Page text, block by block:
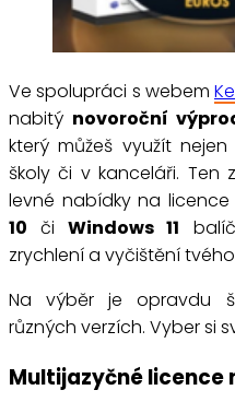
Ve spolupráci s webem
nabitý novoroční
který můžeš využít
školy či v kanceláři. Ten
levné nabídky na licence
10 čiWindows 11
zrychlení a vyčištění tvého
Na výběr je opravdu
různých verzích. Vyber si
Multijazyčné licence